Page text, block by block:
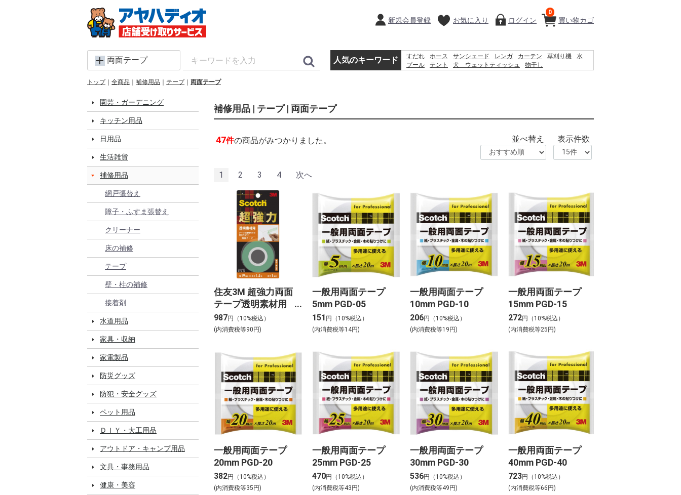
買い物カゴ
0
新規会員登録 お気に入り ログイン
両面テープ 人気のキーワード すだれ ホース サンシェード レンガ カーテン 草刈り機
水
プール
テント 犬 ウェットティッシュ
物干し
トップ 全商品 補修用品 テープ 両面テープ
園芸・ガーデニング
キッチン用品
日用品
生活雑貨
補修用品
網戸張替え
障子・ふすま張替え
クリーナー
床の補修
テープ
壁・柱の補修
接着剤
水道用品
家具・収納
家電製品
防災グッズ
防犯・安全グッズ
ペット用品
ＤＩＹ・大工用品
アウトドア・キャンプ用品
文具・事務用品
健康・美容
補修用品 | テープ | 両面テープ
47件の商品がみつかりました。 並べ替え 表示件数
1 2 3 4 次へ
住友3M 超強力両面
テープ透明素材用
19x1.5
987円（10%税込）
(内消費税等90円)
一般用両面テープ
5mm PGD-05
151 円（10%税込）
(内消費税等14円)
一般用両面テープ
10mm PGD-10
206円（10%税込）
(内消費税等19円)
一般用両面テープ
15mm PGD-15
272円（10%税込）
(内消費税等25円)
一般用両面テープ
20mm PGD-20
382円（10%税込）
(内消費税等35円)
一般用両面テープ
25mm PGD-25
470円（10%税込）
(内消費税等43円)
一般用両面テープ
30mm PGD-30
536円（10%税込）
(内消費税等49円)
一般用両面テープ
40mm PGD-40
723円（10%税込）
(内消費税等66円)